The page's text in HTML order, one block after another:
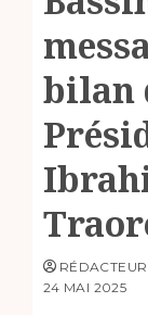
bilan
24 MAI 2025